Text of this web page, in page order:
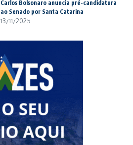
Carlos Bolsonaro anuncia pré-candidatura
ao Senado por Santa Catarina
13/11/2025